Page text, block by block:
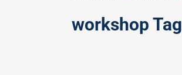
Handwerk
workshop Tag